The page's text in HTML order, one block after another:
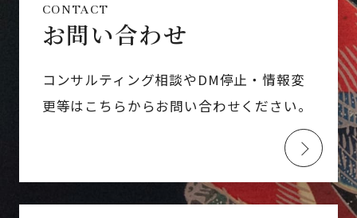
CONTACT
お問い合わせ
コンサルティング相談やDM停止・情報変
更等はこちらからお問い合わせください。